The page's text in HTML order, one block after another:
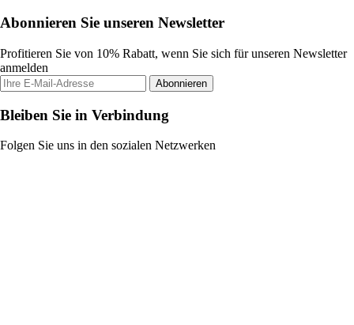
Abonnieren Sie unseren Newsletter
Profitieren Sie von 10% Rabatt, wenn Sie sich für unseren Newsletter
anmelden
Abonnieren
Bleiben Sie in Verbindung
Folgen Sie uns in den sozialen Netzwerken